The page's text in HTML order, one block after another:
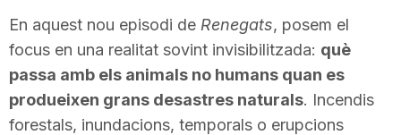
t
a
En aquest nou episodi de Renegats, posem el
focus en una realitat sovint invisibilitzada: què
passa amb els animals no humans quan es
produeixen grans desastres naturals. Incendis
forestals, inundacions, temporals o erupcions